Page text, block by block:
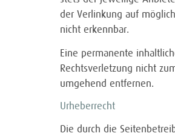
der Verlinkung auf
nicht erkennbar.
Eine permanente
Rechtsverletzung nicht
umgehend entfernen.
Urheberrecht
Die durch die